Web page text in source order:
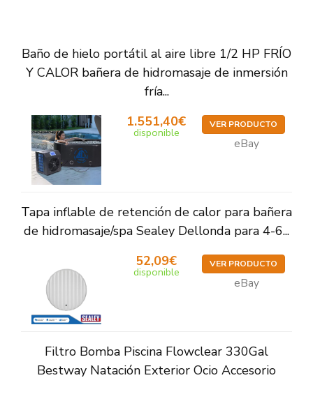
Baño de hielo portátil al aire libre 1/2 HP FRÍO
Y CALOR bañera de hidromasaje de inmersión
fría...
1.551,40€
disponible
VER PRODUCTO
eBay
Tapa inflable de retención de calor para bañera
de hidromasaje/spa Sealey Dellonda para 4-6...
52,09€
disponible
VER PRODUCTO
eBay
Filtro Bomba Piscina Flowclear 330Gal
Bestway Natación Exterior Ocio Accesorio